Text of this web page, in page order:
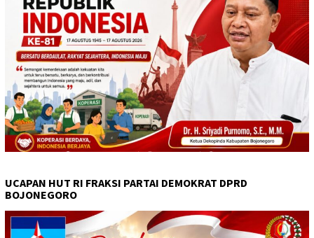
UCAPAN HUT RI FRAKSI PARTAI DEMOKRAT DPRD
BOJONEGORO